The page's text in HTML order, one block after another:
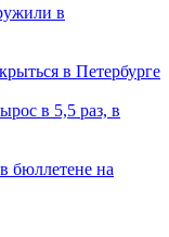
в
в Петербурге
в 5,5 раз, в
бюллетене на